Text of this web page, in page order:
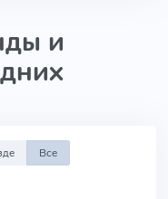
и
Все